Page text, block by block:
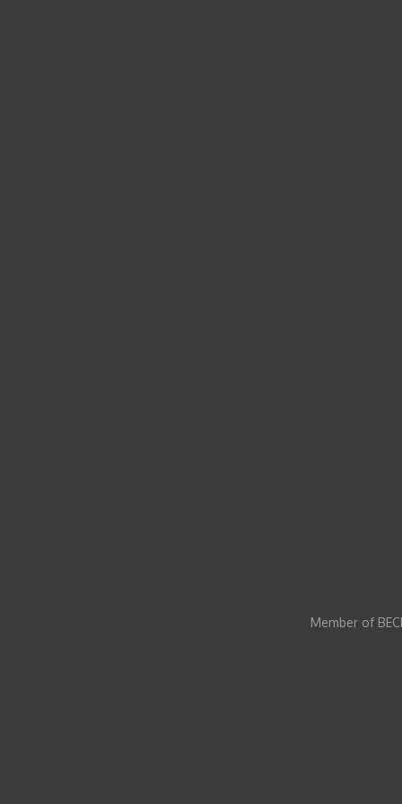
Member of